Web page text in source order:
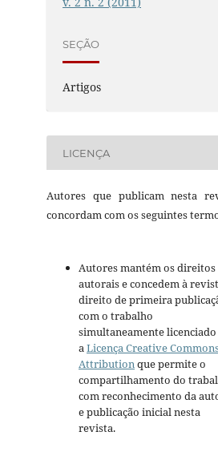
SEÇÃO
Artigos
LICENÇA
Autores que publicam nesta
concordam com os seguintes
Autores mantém os direitos
autorais e concedem à
direito de primeira
com o trabalho
simultaneamente
aLicença Creative
Attributionque permite o
compartilhamento do
com reconhecimento da
e publicação inicial nesta
revista.